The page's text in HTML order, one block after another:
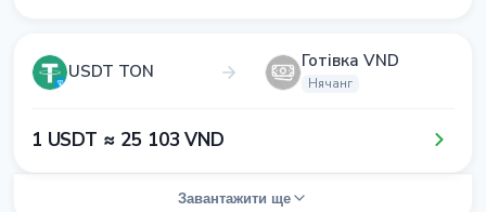
USDT TON Готівка VND
Нячанг
1​ USDT ≈ 2​5​ 1​0​3​ VND
Завантажити ще